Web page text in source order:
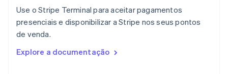
Use o Stripe Terminal para aceitar pagamentos
presenciais e disponibilizar a Stripe nos seus pontos
de venda.
Explore a documentação
Reino Unido
English
República Tcheca
English
English